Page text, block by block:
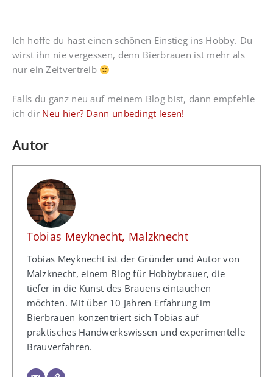
Ich hoffe du hast einen schönen Einstieg ins Hobby. Du
wirst ihn nie vergessen, denn Bierbrauen ist mehr als
nur ein Zeitvertreib
Falls du ganz neu auf meinem Blog bist, dann empfehle
ich dir Neu hier? Dann unbedingt lesen!
Autor
Tobias Meyknecht, Malzknecht
Tobias Meyknecht ist der Gründer und Autor von
Malzknecht, einem Blog für Hobbybrauer, die
tiefer in die Kunst des Brauens eintauchen
möchten. Mit über 10 Jahren Erfahrung im
Bierbrauen konzentriert sich Tobias auf
praktisches Handwerkswissen und experimentelle
Brauverfahren.